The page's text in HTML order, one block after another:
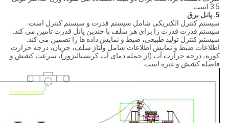
3.5 است.
5. پانل برق
سیستم کنترل الکتریکی شامل سیستم قدرت و سیستم کنترل است.
سیستم قدرت قدرت را برای هر سلف با چندین پانل قدرت تامین می کند.
سیستم کنترل تولید طبیعی، ضبط و نمایش داده ها را تضمین می کند.
اطلاعات ضبط و نمایش اطلاعات شامل ولتاژ سلف، جریان، درجه حرارت
کوره، درجه حرارت آب (از جمله دمای آب کریستالیزور)، سرعت کشش و
فاصله کشش و غیره است.